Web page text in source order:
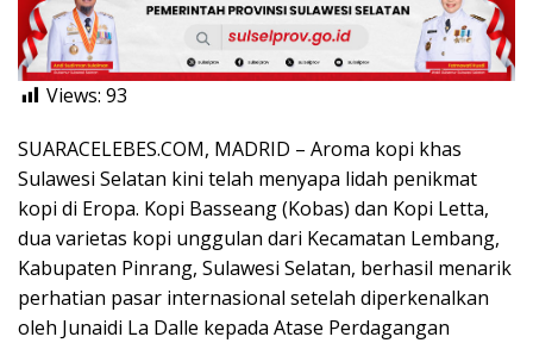
Views: 93
SUARACELEBES.COM, MADRID – Aroma kopi khas
Sulawesi Selatan kini telah menyapa lidah penikmat
kopi di Eropa. Kopi Basseang (Kobas) dan Kopi Letta,
dua varietas kopi unggulan dari Kecamatan Lembang,
Kabupaten Pinrang, Sulawesi Selatan, berhasil menarik
perhatian pasar internasional setelah diperkenalkan
oleh Junaidi La Dalle kepada Atase Perdagangan